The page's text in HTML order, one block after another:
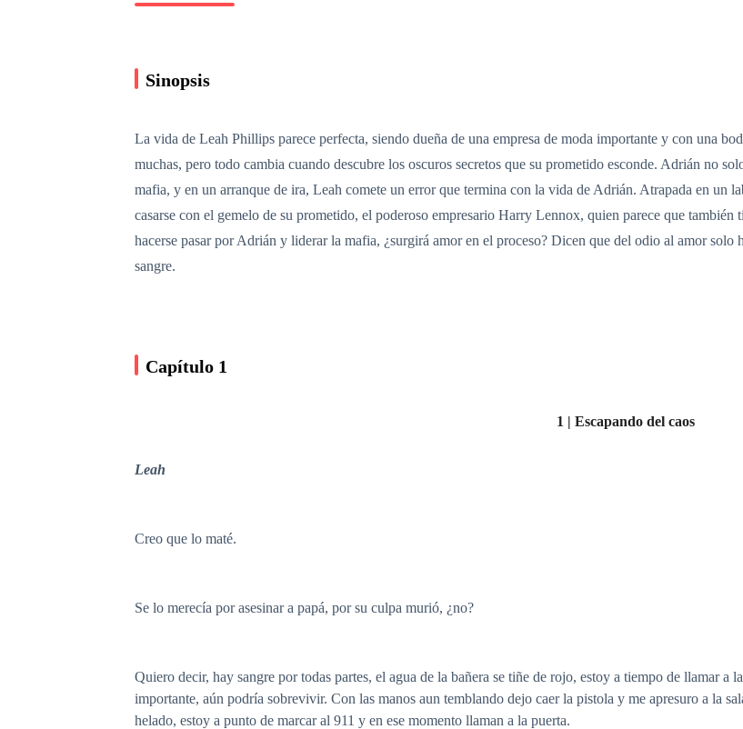
Sinopsis
La vida de Leah Phillips parece perfecta, siendo dueña de una empresa de moda importante y con una
muchas, pero todo cambia cuando descubre los oscuros secretos que su prometido esconde. Adrián no
mafia, y en un arranque de ira, Leah comete un error que termina con la vida de Adrián. Atrapada en un
casarse con el gemelo de su prometido, el poderoso empresario Harry Lennox, quien parece que
hacerse pasar por Adrián y liderar la mafia, ¿surgirá amor en el proceso? Dicen que del odio al amor solo
sangre.
Capítulo 1
1 | Escapando del caos
Leah
Creo que lo maté.
Se lo merecía por asesinar a papá, por su culpa murió, ¿no?
Quiero decir, hay sangre por todas partes, el agua de la bañera se tiñe de rojo, estoy a tiempo de llamar
importante, aún podría sobrevivir. Con las manos aun temblando dejo caer la pistola y me apresuro a la
helado, estoy a punto de marcar al 911 y en ese momento llaman a la puerta.